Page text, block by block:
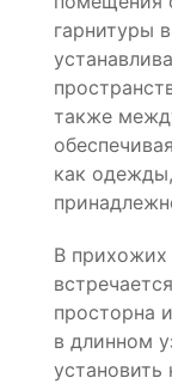
гарнитуры
также
как
В прихожих
просторна
в длинном